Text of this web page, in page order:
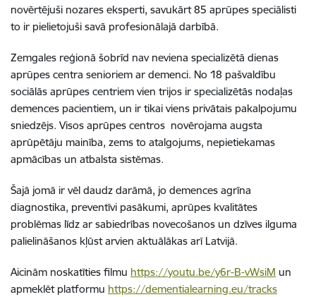
novērtējuši nozares eksperti, savukārt 85 aprūpes speciālisti
to ir pielietojuši savā profesionālajā darbībā.
Zemgales reģionā šobrīd nav neviena specializētā dienas
aprūpes centra senioriem ar demenci. No 18 pašvaldību
sociālās aprūpes centriem vien trijos ir specializētās nodaļas
demences pacientiem, un ir tikai viens privātais pakalpojumu
sniedzējs. Visos aprūpes centros novērojama augsta
aprūpētāju mainība, zems to atalgojums, nepietiekamas
apmācības un atbalsta sistēmas.
Šajā jomā ir vēl daudz darāmā, jo demences agrīna
diagnostika, preventīvi pasākumi, aprūpes kvalitātes
problēmas līdz ar sabiedrības novecošanos un dzīves ilguma
palielināšanos kļūst arvien aktuālākas arī Latvijā.
Aicinām noskatīties filmu https://youtu.be/y6r-B-vWsiM un
apmeklēt platformu https://dementialearning.eu/tracks